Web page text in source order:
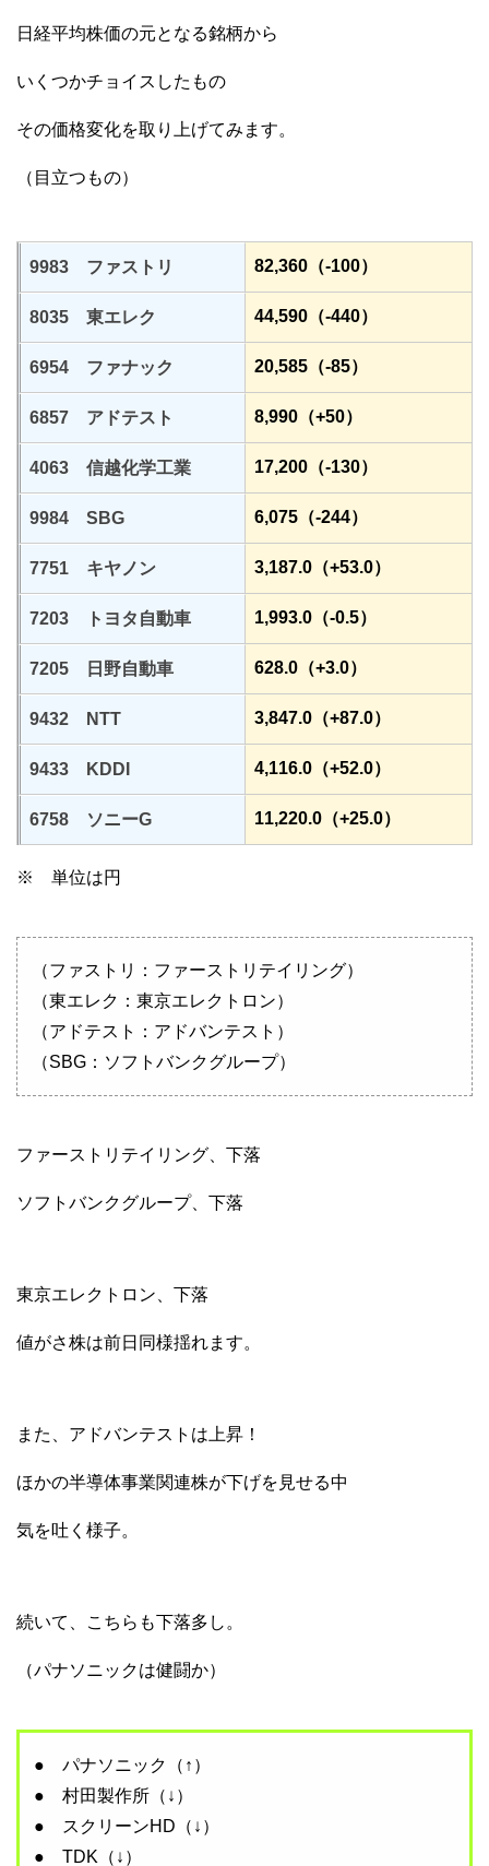
日経平均株価の元となる銘柄から
いくつかチョイスしたもの
その価格変化を取り上げてみます。
（目立つもの）
9983 ファストリ 82,360（-100）
8035 東エレク 44,590（-440）
6954 ファナック 20,585（-85）
6857 アドテスト 8,990（+50）
4063 信越化学工業 17,200（-130）
9984 SBG 6,075（-244）
7751 キヤノン 3,187.0（+53.0）
7203 トヨタ自動車 1,993.0（-0.5）
7205 日野自動車 628.0（+3.0）
9432 NTT 3,847.0（+87.0）
9433 KDDI 4,116.0（+52.0）
6758 ソニーG 11,220.0（+25.0）
※ 単位は円
（ファストリ：ファーストリテイリング）
（東エレク：東京エレクトロン）
（アドテスト：アドバンテスト）
（SBG：ソフトバンクグループ）
ファーストリテイリング、下落
ソフトバンクグループ、下落
東京エレクトロン、下落
値がさ株は前日同様揺れます。
また、アドバンテストは上昇！
ほかの半導体事業関連株が下げを見せる中
気を吐く様子。
続いて、こちらも下落多し。
（パナソニックは健闘か）
● パナソニック（↑）
● 村田製作所（↓）
● スクリーンHD（↓）
● TDK（↓）